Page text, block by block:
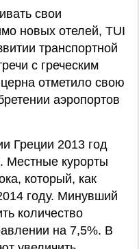
свои
новых отелей, TUI
транспортной
с греческим
отметило свою
аэропортов
Греции 2013 год
Местные курорты
который, как
году. Минувший
количество
на 7,5%. В